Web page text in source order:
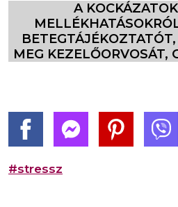
A
MEG KEZELŐORVOSÁT,
#stressz